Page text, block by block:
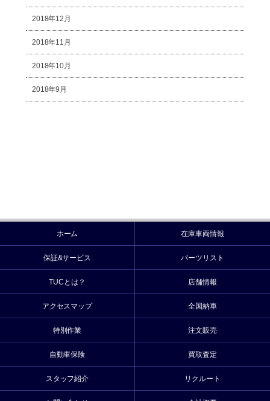
2018年12月
2018年11月
2018年10月
2018年9月
ホーム 在庫車両情報
保証&サービス パーツリスト
TUCとは？ 店舗情報
アクセスマップ 全国納車
特別作業 注文販売
自動車保険 買取査定
スタッフ紹介 リクルート